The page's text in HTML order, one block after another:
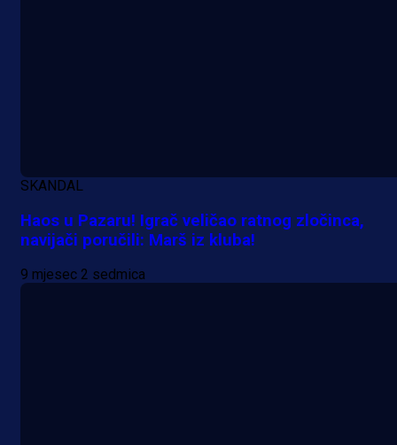
A Selekcija
SKANDAL
Haos u Pazaru! Igrač veličao ratnog zločinca,
navijači poručili: Marš iz kluba!
9 mjesec 2 sedmica